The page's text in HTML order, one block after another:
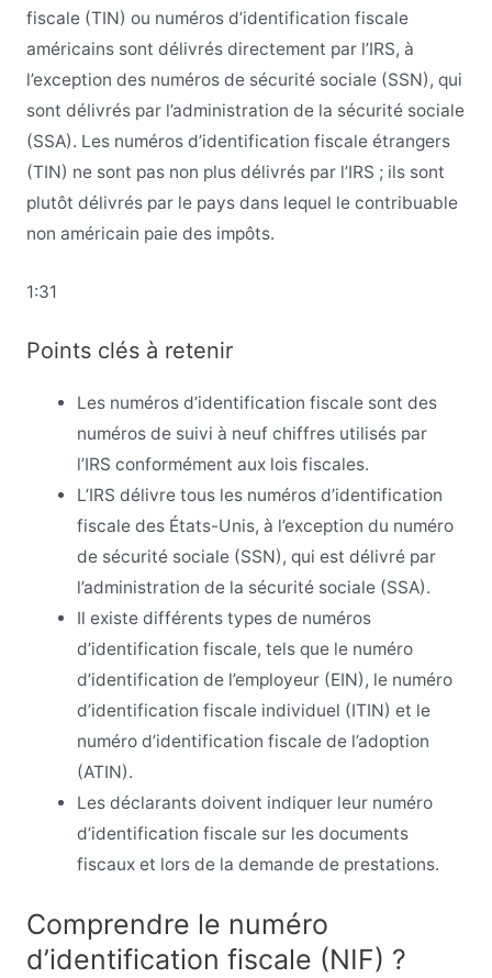
fiscale (TIN) ou numéros d’identification fiscale
américains sont délivrés directement par l’IRS, à
l’exception des numéros de sécurité sociale (SSN), qui
sont délivrés par l’administration de la sécurité sociale
(SSA). Les numéros d’identification fiscale étrangers
(TIN) ne sont pas non plus délivrés par l’IRS ; ils sont
plutôt délivrés par le pays dans lequel le contribuable
non américain paie des impôts.
1:31
Points clés à retenir
Les numéros d’identification fiscale sont des
numéros de suivi à neuf chiffres utilisés par
l’IRS conformément aux lois fiscales.
L’IRS délivre tous les numéros d’identification
fiscale des États-Unis, à l’exception du numéro
de sécurité sociale (SSN), qui est délivré par
l’administration de la sécurité sociale (SSA).
Il existe différents types de numéros
d’identification fiscale, tels que le numéro
d’identification de l’employeur (EIN), le numéro
d’identification fiscale individuel (ITIN) et le
numéro d’identification fiscale de l’adoption
(ATIN).
Les déclarants doivent indiquer leur numéro
d’identification fiscale sur les documents
fiscaux et lors de la demande de prestations.
Comprendre le numéro
d’identification fiscale (NIF) ?